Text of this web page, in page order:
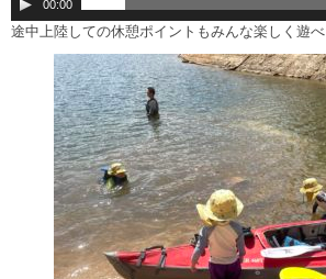
00:00
途中上陸しての休憩ポイントもみんな楽しく遊べ